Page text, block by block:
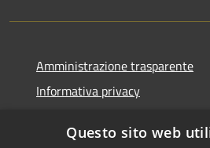
Amministrazione trasparente
Informativa privacy
Dichiarazione di accessibilità
Questo sito web